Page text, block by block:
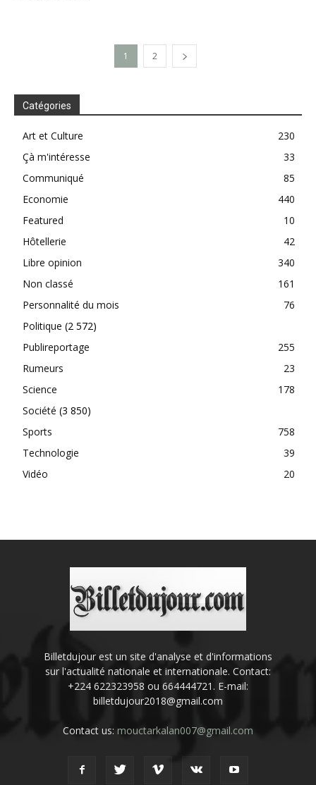
1 2
Catégories
Art et Culture
230
Çà m'intéresse
33
Communiqué
85
Economie
440
Featured
10
Hôtellerie
42
Libre opinion
340
Non classé
161
Personnalité du mois
76
Politique (2 572)
Publireportage
255
Rumeurs
23
Science
178
Société (3 850)
Sports
758
Technologie
39
Vidéo
20
Billetdujour est un site d'analyse et d'informations
sur l'actualité nationale et internationale. Contact:
+224 622323958 ou 664444721. E-mail:
billetdujour2018@gmail.com
Contact us: mouctarkalan007@gmail.com